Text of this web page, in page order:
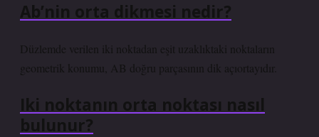
Ab’nin orta dikmesi nedir?
Düzlemde verilen iki noktadan eşit uzaklıktaki noktaların
geometrik konumu, AB doğru parçasının dik açıortayıdır.
Iki noktanın orta noktası nasıl
bulunur?